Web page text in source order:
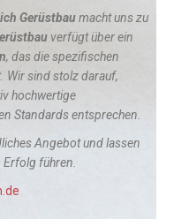
Gerüstbaumacht uns zu
verfügt über ein
, das die spezifischen
Wir sind stolz darauf,
hochwertige
Standards entsprechen.
Angebot und lassen
führen.